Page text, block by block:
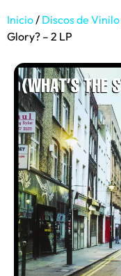
Inicio/ Discos de Vinilo
Glory? – 2 LP